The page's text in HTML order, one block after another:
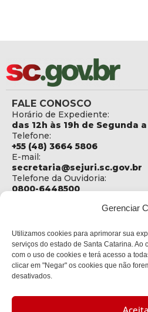
Gerenciar
Utilizamos cookies para aprimorar sua
serviços do estado de Santa Catarina. Ao
com o uso de cookies e terá acesso a
clicar em "Negar" os cookies que não
desativados.
FALE CONOSCO
Horário de Expediente:
das 12h às 19h de Segunda
Telefone:
+55 (48) 3664 5806
E-mail:
secretaria@sejuri.sc.gov.br
Telefone da Ouvidoria:
0800-6448500
Social
Rua Fúlvio Aducci, 1214 -
Bairro:
Estreito - Florianópolis - SC
88075-000